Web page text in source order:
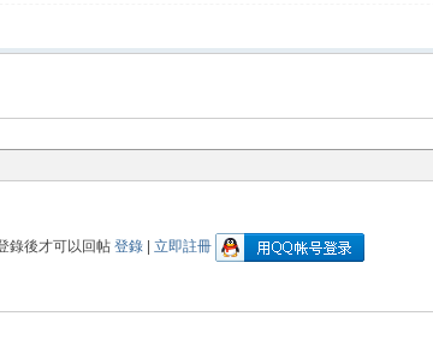
錄後才可以回帖 登錄| 立即註冊